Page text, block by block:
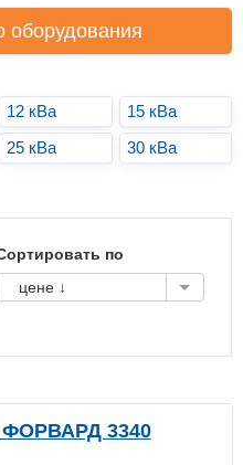
оборудования
12 кВа
15 кВа
25 кВа
30 кВа
по
цене ↓
3340